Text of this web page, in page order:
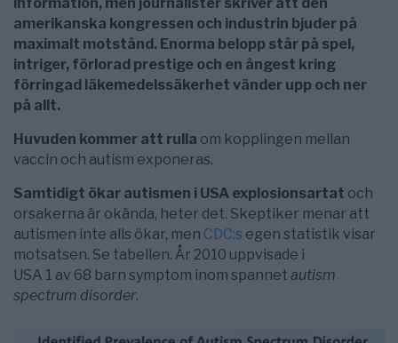
information, men journalister skriver att den
amerikanska kongressen och industrin bjuder på
maximalt motstånd. Enorma belopp står på spel,
intriger, förlorad prestige och en ångest kring
förringad läkemedelssäkerhet vänder upp och ner
på allt.
Huvuden kommer att rulla om kopplingen mellan
vaccin och autism exponeras.
Samtidigt ökar autismen i USA explosionsartat och
orsakerna är okända, heter det. Skeptiker menar att
autismen inte alls ökar, men CDC:s egen statistik visar
motsatsen. Se tabellen. År 2010 uppvisade i
USA 1 av 68 barn symptom inom spannet autism
spectrum disorder.